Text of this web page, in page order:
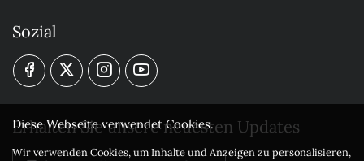
Sozial
Erhalten Sie unsere neuesten Updates
Diese Webseite verwendet Cookies.
Wir verwenden Cookies, um Inhalte und Anzeigen zu personalisieren,